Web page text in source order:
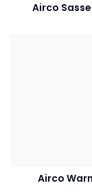
Airco
Airco